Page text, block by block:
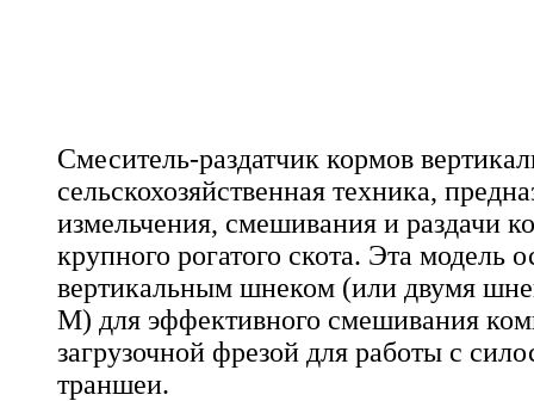
Смеситель-раздатчик кормов
сельскохозяйственная техника,
измельчения, смешивания и раздачи
крупного рогатого скота. Эта модель
вертикальным шнеком (или двумя
M) для эффективного смешивания
загрузочной фрезой для работы с
траншеи.